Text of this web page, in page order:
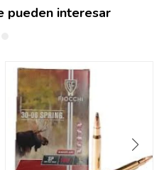
pueden interesar